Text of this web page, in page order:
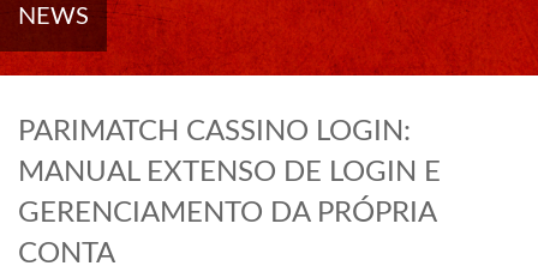
NEWS
PARIMATCH CASSINO LOGIN:
MANUAL EXTENSO DE LOGIN E
GERENCIAMENTO DA PRÓPRIA
CONTA